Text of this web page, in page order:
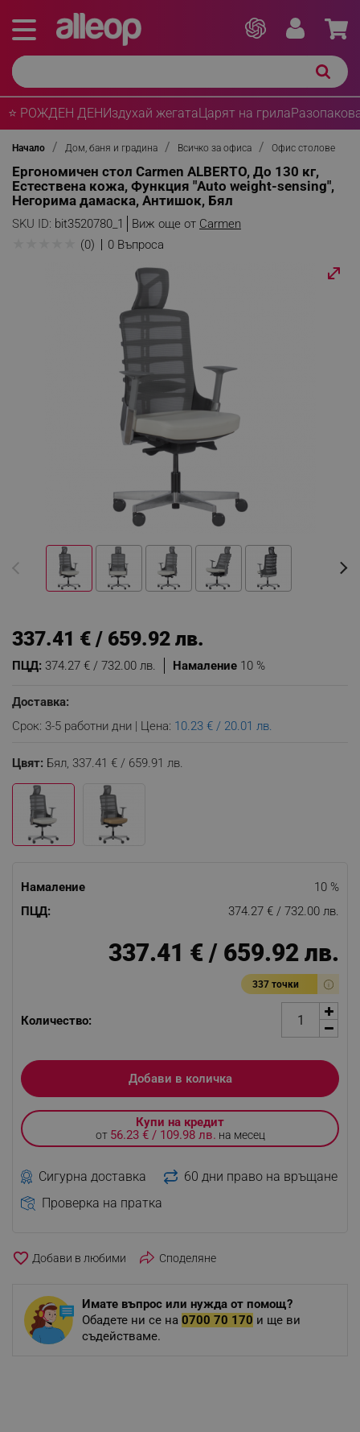
⭐ РОЖДЕН ДЕНИздухай жегатаЦарят на грила
Начало Дом, баня и градина Всичко за офиса Офис столове
Ергономичен стол Carmen ALBERTO, До 130 кг,
Естествена кожа, Функция "Auto weight-sensing",
Негорима дамаска, Антишок, Бял
SKU ID: bit3520780_1 Виж още от Carmen
(0) 0 Въпроса
Намаление 10 %
ПЦД: 374.27 € / 732.00 лв.
337.41 € / 659.92 лв.
Доставка:
Срок: 3-5 работни дни | Цена: 10.23 € / 20.01 лв.
Цвят: Бял, 337.41 € / 659.91 лв.
Намаление
10 %
ПЦД:
374.27 € / 732.00 лв.
337.41 € / 659.92 лв.
337 точки
Количество:
Добави в количка
Купи на кредит
от 56.23 € / 109.98 лв. на месец
Сигурна доставка
60 дни право на връщане
Проверка на пратка
favorite_border Споделяне
Имате въпрос или нужда от помощ?
Обадете ни се на 0700 70 170 и ще ви
съдействаме.